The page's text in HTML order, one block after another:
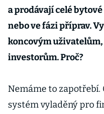
a prodávají celé
nebo ve fázi příprav.
koncovým
investorům. Proč?
Nemáme to
systém vyladěný pro